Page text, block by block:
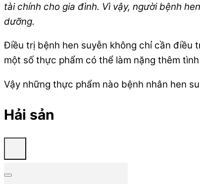
tài chính cho gia đình. Vì vậy, người bệnh
dưỡng.
Điều trị bệnh hen suyễn không chỉ cần điều
một số thực phẩm có thể làm nặng thêm
Vậy những thực phẩm nào bệnh nhân hen
Hải sản